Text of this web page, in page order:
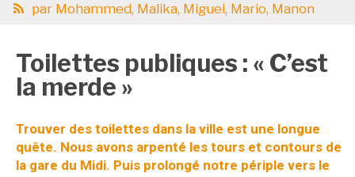
par Mohammed, Malika, Miguel, Mario, Manon
Toilettes publiques : « C’est
la merde »
Trouver des toilettes dans la ville est une longue
quête. Nous avons arpenté les tours et contours de
la gare du Midi. Puis prolongé notre périple vers le